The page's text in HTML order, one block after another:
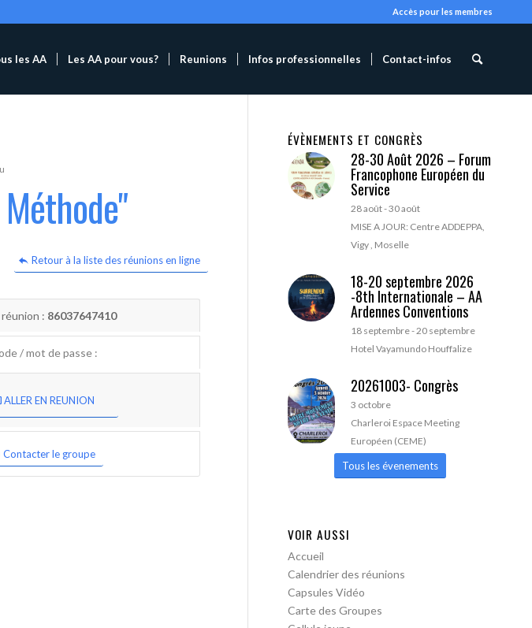
Accès pour les membres
les AA Les AA pour vous? Reunions Infos professionnelles Contact-infos
Retour à la liste des réunions en ligne
: 86037647410
/ mot de passe :
ALLER EN REUNION
Contacter le groupe
ÉVÈNEMENTS ET CONGRÈS
28-30 Août 2026 – Forum
Francophone Européen du
Service
28 août-30 août
MISE A JOUR: Centre ADDEPPA,
Vigy , Moselle
18-20 septembre 2026
-8th Internationale – AA
Ardennes Conventions
18 septembre-20 septembre
Hotel Vayamundo Houffalize
20261003- Congrès
3 octobre
Charleroi Espace Meeting
Européen (CEME)
Tous les évenements
VOIR AUSSI
Accueil
Calendrier des réunions
Capsules Vidéo
Carte des Groupes